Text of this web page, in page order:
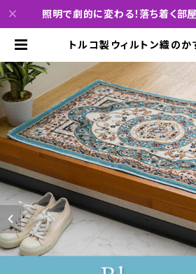
照明で劇的に変わる！落ち着く部
トルコ製ウィルトン織のか
| interiorCode「小説の
れる部屋を提案」「レイア
制する者は1人暮らし